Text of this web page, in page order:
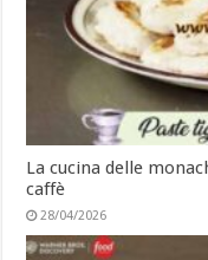
La cucina delle
caffè
28/04/2026